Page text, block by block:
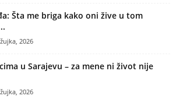
Šta me briga kako oni žive u tom
2026
u Sarajevu – za mene ni život nije
2026